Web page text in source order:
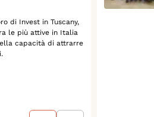
di Invest in Tuscany,
le più attive in Italia
capacità di attrarre